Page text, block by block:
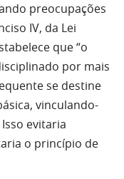
preocupações
IV, da Lei
que “o
por mais
se destine
vinculando-
evitaria
o princípio de